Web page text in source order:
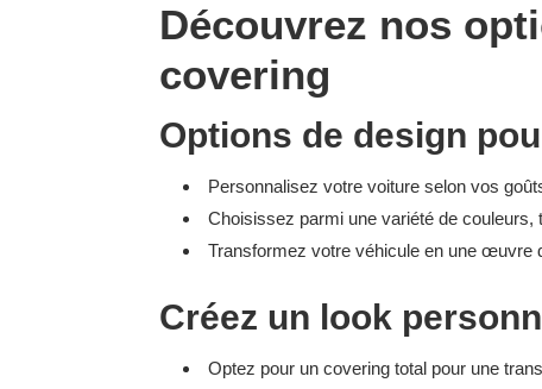
Découvrez nos
covering
Options de design
Personnalisez votre voiture selon vos
Choisissez parmi une variété de couleurs,
Transformez votre véhicule en une œuvre
Créez un look
Optez pour un covering total pour une